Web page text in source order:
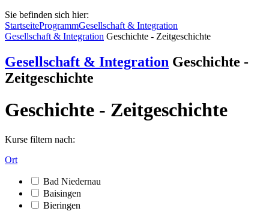
Sie befinden sich hier:
StartseiteProgrammGesellschaft & Integration
Gesellschaft & Integration Geschichte - Zeitgeschichte
Gesellschaft & Integration Geschichte -
Zeitgeschichte
Geschichte - Zeitgeschichte
Kurse filtern nach:
Ort
Bad Niedernau
Baisingen
Bieringen